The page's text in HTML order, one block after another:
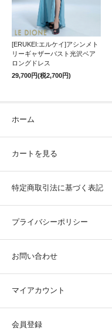
[ERUKEI:エルケイ]アシンメト
リーギャザーバスト光沢ベア
ロングドレス
29,700円(税2,700円)
ホーム
カートを見る
特定商取引法に基づく表記
プライバシーポリシー
お問い合わせ
マイアカウント
会員登録